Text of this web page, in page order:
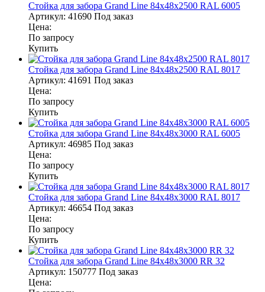
Стойка для забора Grand Line 84х48х2500 RAL 6005
Артикул: 41690 Под заказ
Цена:
По запросу
Купить
Стойка для забора Grand Line 84х48х2500 RAL 8017
Артикул: 41691 Под заказ
Цена:
По запросу
Купить
Стойка для забора Grand Line 84х48х3000 RAL 6005
Артикул: 46985 Под заказ
Цена:
По запросу
Купить
Стойка для забора Grand Line 84х48х3000 RAL 8017
Артикул: 46654 Под заказ
Цена:
По запросу
Купить
Стойка для забора Grand Line 84х48х3000 RR 32
Артикул: 150777 Под заказ
Цена: